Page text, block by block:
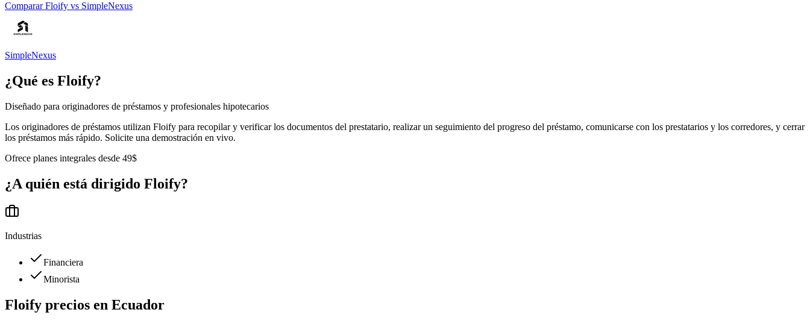
Comparar Floify vs SimpleNexus
SimpleNexus
¿Qué es Floify?
Diseñado para originadores de préstamos y profesionales hipotecarios
Los originadores de préstamos utilizan Floify para recopilar y verificar los documentos del prestatario, realizar un seguimiento del progreso del préstamo, comunicarse con los prestatarios y los corredores, y cerrar
los préstamos más rápido. Solicite una demostración en vivo.
Ofrece planes integrales desde 49$
¿A quién está dirigido Floify?
Industrias
Financiera
Minorista
Floify precios en Ecuador